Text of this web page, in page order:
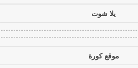
يلا شوت
موقع كورة